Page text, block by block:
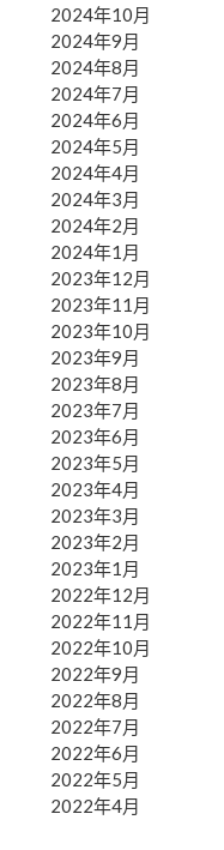
2024年10月
2024年9月
2024年8月
2024年7月
2024年6月
2024年5月
2024年4月
2024年3月
2024年2月
2024年1月
2023年12月
2023年11月
2023年10月
2023年9月
2023年8月
2023年7月
2023年6月
2023年5月
2023年4月
2023年3月
2023年2月
2023年1月
2022年12月
2022年11月
2022年10月
2022年9月
2022年8月
2022年7月
2022年6月
2022年5月
2022年4月